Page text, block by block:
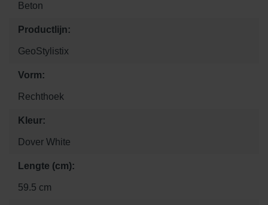
Beton
Productlijn:
GeoStylistix
Vorm:
Rechthoek
Kleur:
Dover White
Lengte (cm):
59.5 cm